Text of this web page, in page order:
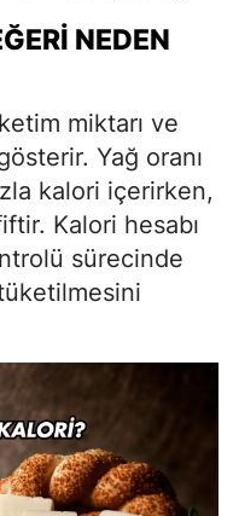
NEDEN
miktarı ve
Yağ oranı
kalori içerirken,
Kalori hesabı
sürecinde